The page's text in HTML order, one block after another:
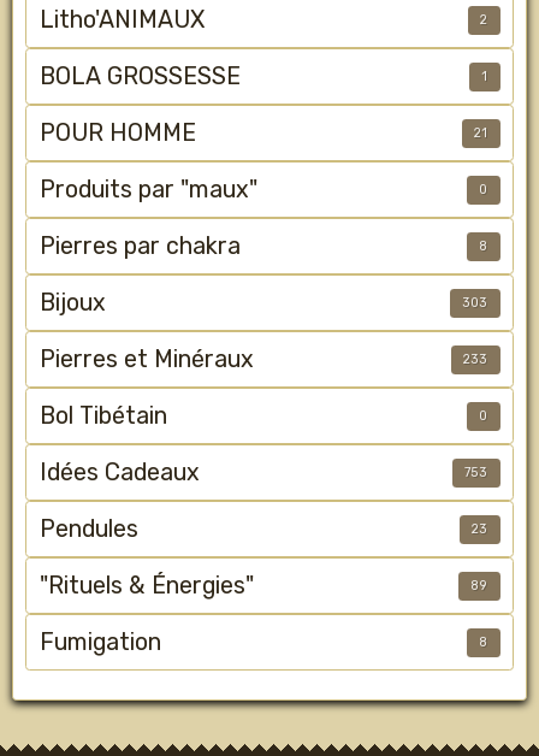
Litho'ANIMAUX 2
BOLA GROSSESSE 1
POUR HOMME 21
Produits par "maux" 0
Pierres par chakra 8
Bijoux 303
Pierres et Minéraux 233
Bol Tibétain 0
Idées Cadeaux 753
Pendules 23
"Rituels & Énergies" 89
Fumigation 8